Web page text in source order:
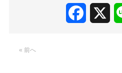
Facebook
« 前へ